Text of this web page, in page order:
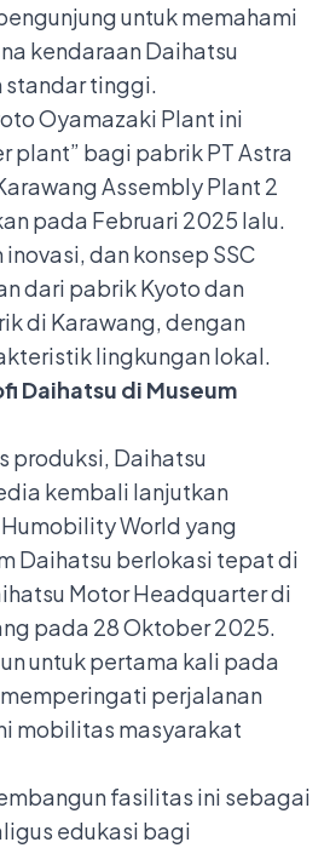
untuk memahami
kendaraan Daihatsu
tinggi.
Oyamazaki Plant ini
plant” bagi pabrik PT Astra
Assembly Plant 2
pada Februari 2025 lalu.
dan konsep SSC
dari pabrik Kyoto dan
di Karawang, dengan
lingkungan lokal.
Daihatsu di Museum
produksi, Daihatsu
kembali lanjutkan
World yang
Daihatsu berlokasi tepat di
Motor Headquarter di
pada 28 Oktober 2025.
untuk pertama kali pada
perjalanan
mobilitas masyarakat
fasilitas ini sebagai
edukasi bagi